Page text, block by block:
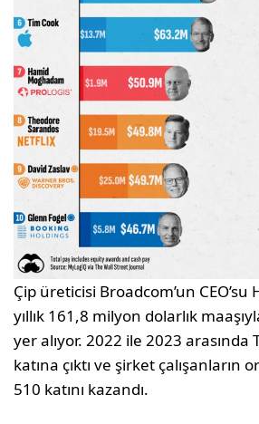
Çip üreticisi Broadcom’un CEO’su
yıllık 161,8 milyon dolarlık
yer alıyor. 2022 ile 2023 arasında
katına çıktı ve şirket çalışanların
510 katını kazandı.